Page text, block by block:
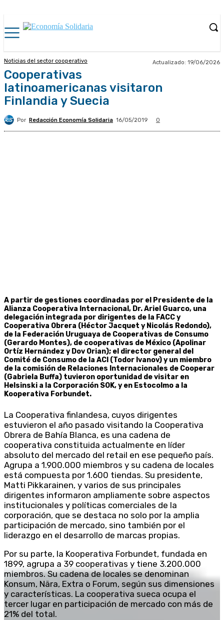
Noticias del sector cooperativo Actualizado: 19/06/2026
Cooperativas
latinoamericanas visitaron
Finlandia y Suecia
Por Redacción Economía Solidaria 16/05/2019 0
A partir de gestiones coordinadas por el Presidente de la
Alianza Cooperativa Internacional, Dr. Ariel Guarco, una
delegación integrada por dirigentes de la FACC y
Cooperativa Obrera (Héctor Jacquet y Nicolás Redondo),
de la Federación Uruguaya de Cooperativas de Consumo
(Gerardo Montes), de cooperativas de México (Apolinar
Ortíz Hernández y Dov Orian); el director general del
Comité de Consumo de la ACI (Todor Ivanov) y un miembro
de la comisión de Relaciones Internacionales de Cooperar
(Gabriela Buffa) tuvieron oportunidad de visitar en
Helsinski a la Corporación SOK, y en Estocolmo a la
Kooperativa Forbundet.
La Cooperativa finlandesa, cuyos dirigentes
estuvieron el año pasado visitando la Cooperativa
Obrera de Bahía Blanca, es una cadena de
cooperativa constituida actualmente en líder
absoluto del mercado del retail en ese pequeño país.
Agrupa a 1.900.000 miembros y su cadena de locales
está compuesta por 1.600 tiendas. Su presidente,
Matti Pikkarainen, y varios de sus principales
dirigentes informaron ampliamente sobre aspectos
institucionales y políticas comerciales de la
corporación, que se destaca no solo por la amplia
participación de mercado, sino también por el
liderazgo en el desarrollo de marcas propias.
Por su parte, la Kooperativa Forbundet, fundada en
1899, agrupa a 39 cooperativas y tiene 3.200.000
miembros. Su cadena de locales se denominan
Konsum, Nära, Extra o Forum, según sus dimensiones
y características. La cooperativa sueca ocupa el
tercer lugar en participación de mercado con más de
21% del total.